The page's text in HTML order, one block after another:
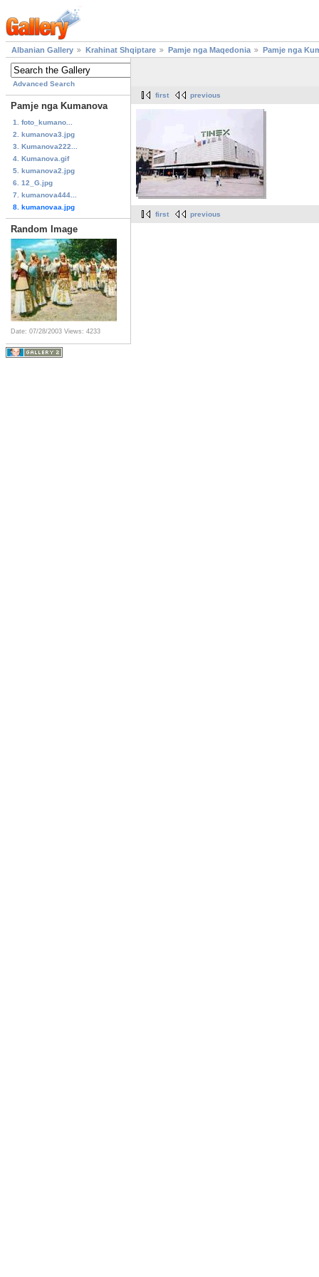
Albanian Gallery Krahinat Shqiptare Pamje nga Maqedonia Pamje nga
Advanced Search
Pamje nga Kumanova
1. foto_kumano...
2. kumanova3.jpg
3. Kumanova222...
4. Kumanova.gif
5. kumanova2.jpg
6. 12_G.jpg
7. kumanova444...
8. kumanovaa.jpg
Random Image
Date: 07/28/2003 Views: 4233
first previous
first previous